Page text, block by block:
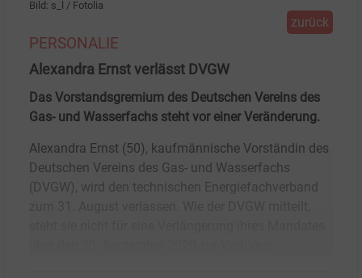
Bild: s_l / Fotolia
zurück
PERSONALIE
Alexandra Ernst verlässt DVGW
Das Vorstandsgremium des Deutschen Vereins des
Gas- und Wasserfachs steht vor einer Veränderung.
Alexandra Ernst (50), kaufmännische Vorständin des
Deutschen Vereins des Gas- und Wasserfachs
(DVGW), wird den technischen Energiefachverband